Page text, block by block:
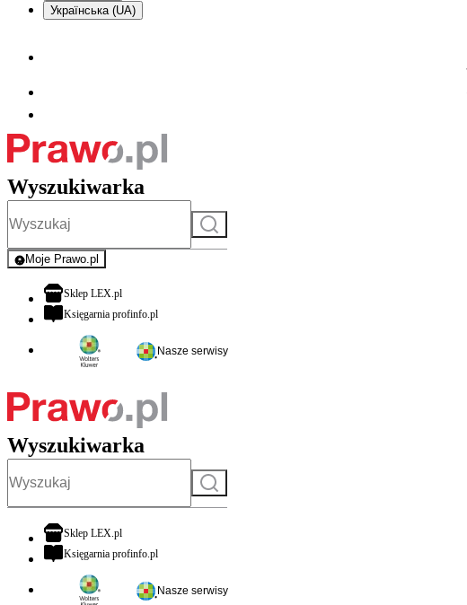
Українська (UA)
Wyszukiwarka
Szukaj
Moje Prawo.pl
- rejestracja i logowanie do serwisu
Sklep LEX.plotwiera się w nowej karcie
Księgarnia profinfo.plotwiera się w nowej karcie
Nasze serwisy
Wyszukiwarka
Szukaj
Sklep LEX.plotwiera się w nowej karcie
Księgarnia profinfo.plotwiera się w nowej karcie
Nasze serwisy